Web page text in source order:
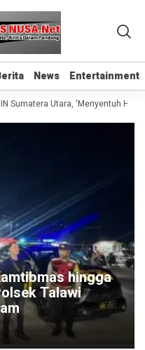
News Entertainment
News Entertainment
Utara, ‘Menyentuh Hati
hingga
Talawi